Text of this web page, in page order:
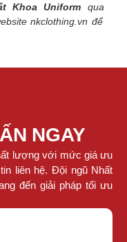
Khoa Uniform qua
nkclothing.vn để
NGAY
lượng với mức giá ưu
liên hệ. Đội ngũ Nhất
đến giải pháp tối ưu